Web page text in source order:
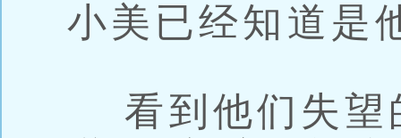
小美已经知道是
看到他们失望